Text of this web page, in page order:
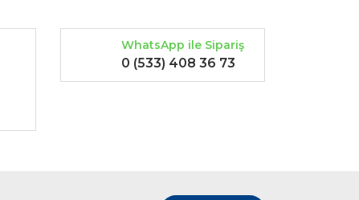
WhatsApp ile Sipariş
0 (533) 408 36 73